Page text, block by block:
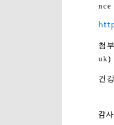
nce
첨
uk)
건
감